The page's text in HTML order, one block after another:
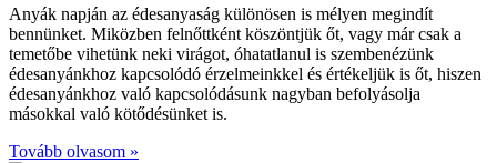
Anyák napján az édesanyaság különösen is mélyen megindít
bennünket. Miközben felnőttként köszöntjük őt, vagy már csak a
temetőbe vihetünk neki virágot, óhatatlanul is szembenézünk
édesanyánkhoz kapcsolódó érzelmeinkkel és értékeljük is őt, hiszen
édesanyánkhoz való kapcsolódásunk nagyban befolyásolja
másokkal való kötődésünket is.
Tovább olvasom »